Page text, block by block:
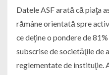
Datele ASF arată că piaţa
rămâne orientată spre
ce deţine o pondere de
subscrise de societăţile de
reglementate de instituţie.